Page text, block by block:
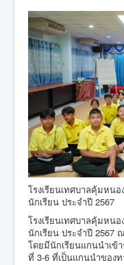
บุคลากร
วิสัยทัศน์ พันธกิจ ยุท
โครงสร้างภายในองค์
ข่าวประกาศ
การแต่งกายและระเบี
ข้อมูลนักเรียน
ข้อมูลทั่วไป
แผนผังอาคารสถานที่
ติดต่อ
โรงเรียนเทศบาลคุ้มห
นักเรียน ประจำปี 2567
โรงเรียนเทศบาลคุ้มห
นักเรียน ประจำปี 2567
โดยมีนักเรียนแกนนำเข้
ที่ 3-6 ที่เป็นแกนนำของท